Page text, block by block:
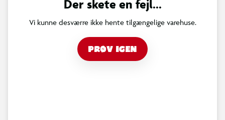
Der skete en fejl...
Vi kunne desværre ikke hente tilgængelige varehuse.
PRØV IGEN